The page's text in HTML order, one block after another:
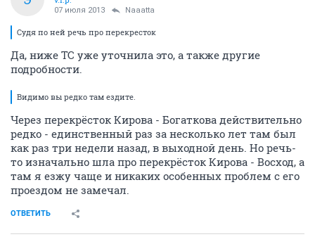
07 июля 2013 Naaatta
Судя по ней речь про перекресток
Да, ниже ТС уже уточнила это, а также другие
подробности.
Видимо вы редко там ездите.
Через перекрёсток Кирова - Богаткова действительно
редко - единственный раз за несколько лет там был
как раз три недели назад, в выходной день. Но речь-
то изначально шла про перекрёсток Кирова - Восход, а
там я езжу чаще и никаких особенных проблем с его
проездом не замечал.
ОТВЕТИТЬ